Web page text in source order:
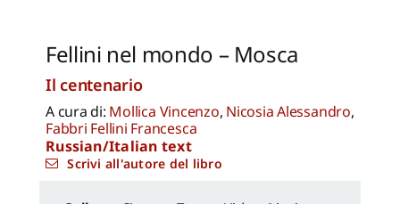
Fellini nel mondo – Mosca
Il centenario
A cura di: Mollica Vincenzo, Nicosia Alessandro,
Fabbri Fellini Francesca
Russian/Italian text
Scrivi all'autore del libro